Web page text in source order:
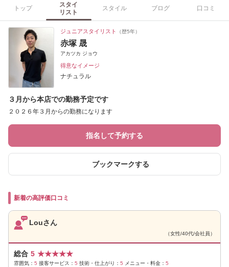
トップ
スタイ
リスト
スタイル ブログ 口コミ
ジュニアスタイリスト （歴5年）
赤塚 晟
アカツカ ジョウ
得意なイメージ
ナチュラル
３月から本店での勤務予定です
２０２６年３月からの勤務になります
指名して予約する
ブックマークする
新着の高評価口コミ
Louさん
（女性/40代/会社員）
総合 5 ★★★★★
雰囲気： 5 接客サービス： 5 技術・仕上がり： 5 メニュー・料金： 5